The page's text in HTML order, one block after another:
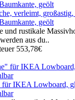
verleimt,
geölt
und rustikale
aus du..
553,78€
IKEA Lowboard,